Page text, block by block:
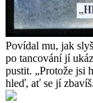
Povídal mu, jak
po tancování jí
pustit. „Protože jsi
hleď, ať se jí